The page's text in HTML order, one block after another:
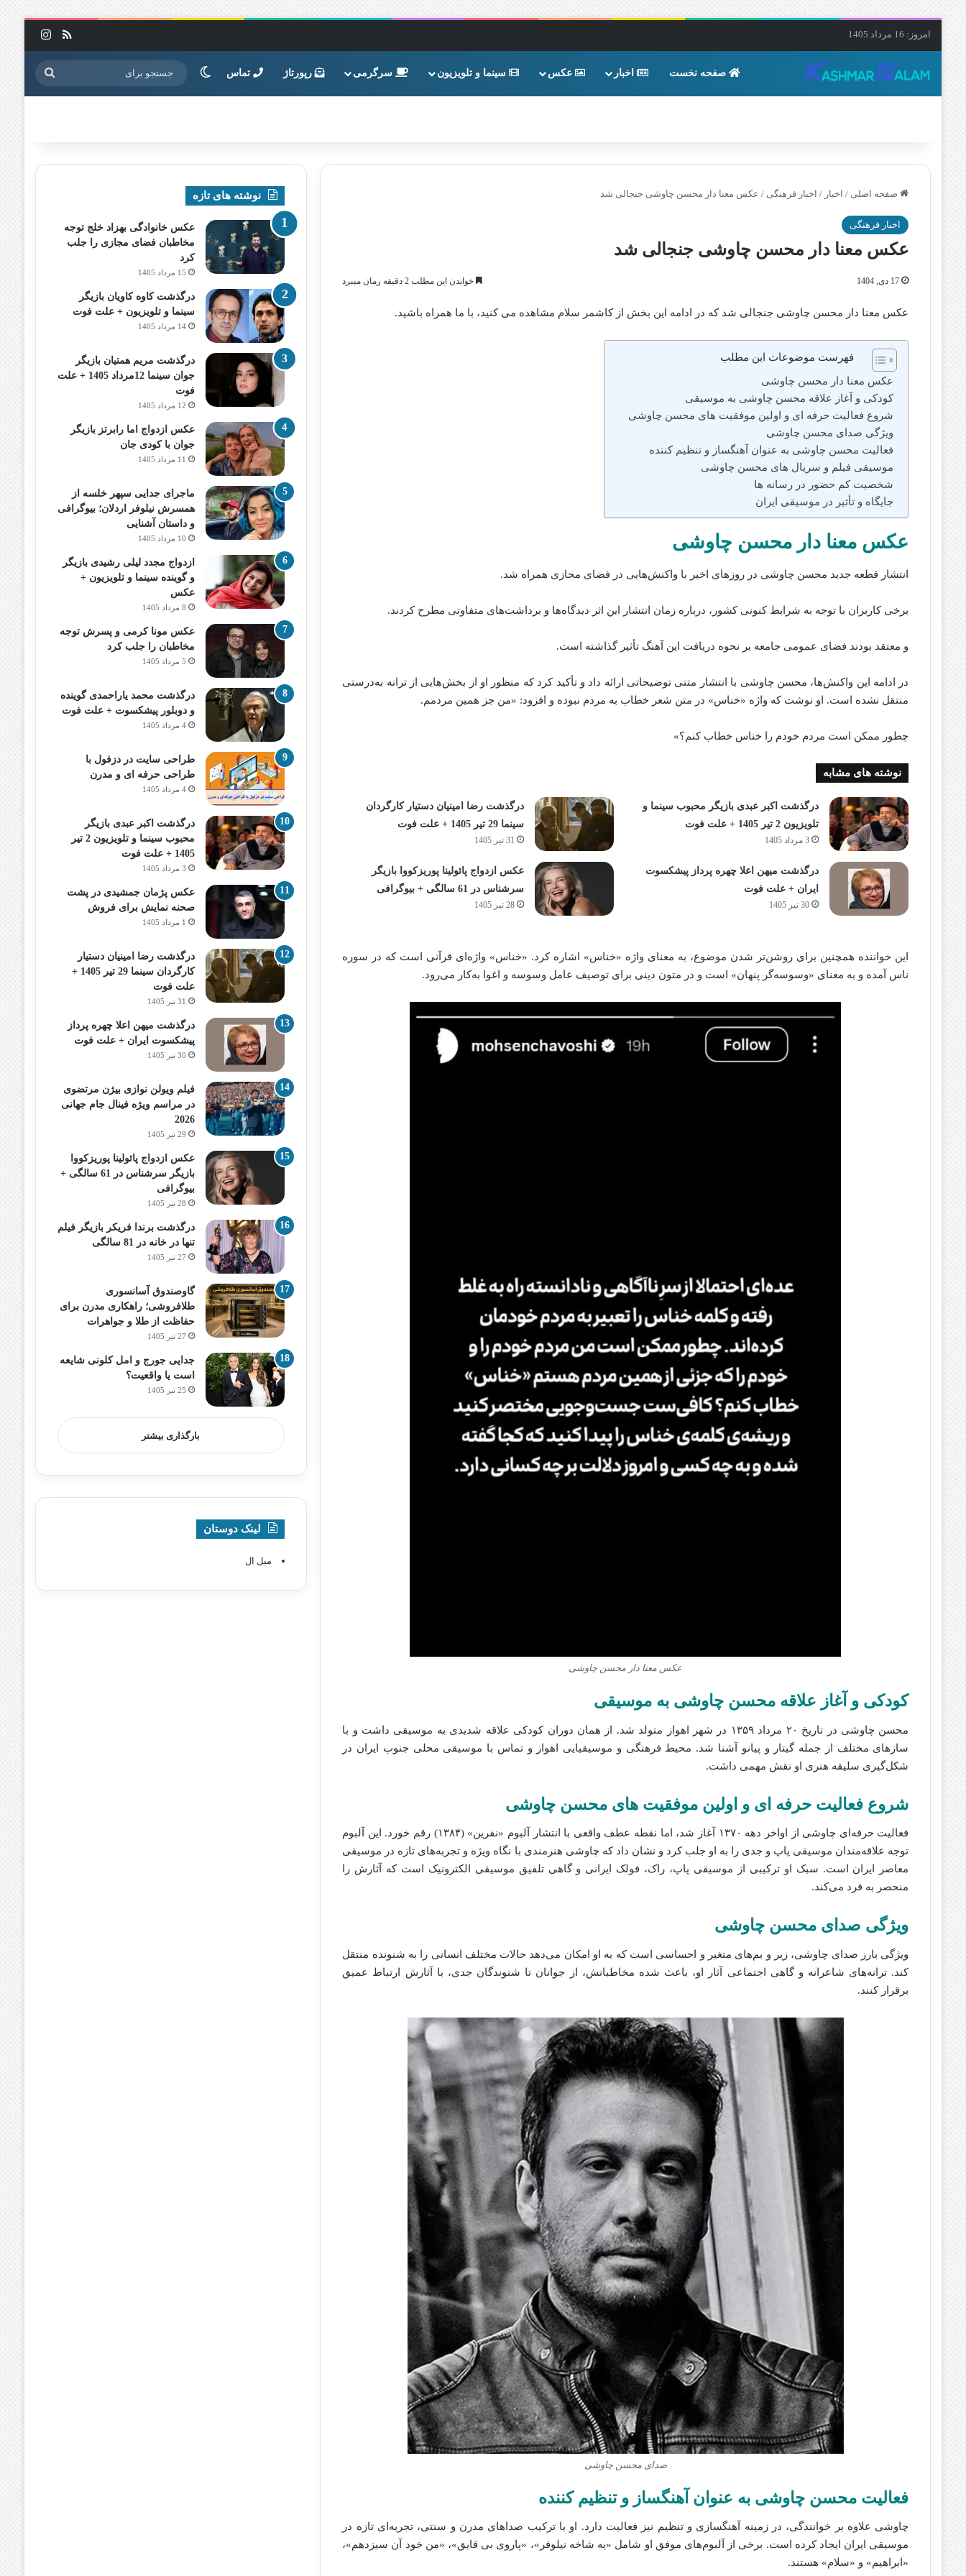
امروز: 16 مرداد 1405 خوراک
صفحه نخست اخبار عکس سینما و تلویزیون سرگرمی رپورتاژ تماس تغییر پوسته جستجو
برای
صفحه اصلی / اخبار / اخبار فرهنگی / عکس معنا دار محسن چاوشی جنجالی شد
اخبار فرهنگی
عکس معنا دار محسن چاوشی جنجالی شد
17 دی, 1404 خواندن این مطلب 2 دقیقه زمان میبرد
عکس معنا دار محسن چاوشی جنجالی شد که در ادامه این بخش از کاشمر سلام مشاهده می کنید، با ما همراه باشید.
فهرست موضوعات این مطلب
عکس معنا دار محسن چاوشی
کودکی و آغاز علاقه محسن چاوشی به موسیقی
شروع فعالیت حرفه‌ ای و اولین موفقیت‌ های محسن چاوشی
ویژگی صدای محسن چاوشی
فعالیت محسن چاوشی به عنوان آهنگساز و تنظیم‌ کننده
موسیقی فیلم و سریال های محسن چاوشی
شخصیت کم‌ حضور در رسانه‌ ها
جایگاه و تأثیر در موسیقی ایران
عکس معنا دار محسن چاوشی
انتشار قطعه جدید محسن چاوشی در روزهای اخیر با واکنش‌هایی در فضای مجازی همراه شد.
برخی کاربران با توجه به شرایط کنونی کشور، درباره زمان انتشار این اثر دیدگاه‌ها و برداشت‌های متفاوتی مطرح کردند.
و معتقد بودند فضای عمومی جامعه بر نحوه دریافت این آهنگ تأثیر گذاشته است.
در ادامه این واکنش‌ها، محسن چاوشی با انتشار متنی توضیحاتی ارائه داد و تأکید کرد که منظور او از بخش‌هایی از ترانه به‌درستی
منتقل نشده است. او نوشت که واژه «خناس» در متن شعر خطاب به مردم نبوده و افزود: «من جز همین مردمم.
چطور ممکن است مردم خودم را خناس خطاب کنم؟»
نوشته های مشابه
درگذشت اکبر عبدی بازیگر محبوب سینما و
تلویزیون 2 تیر 1405 + علت فوت
3 مرداد 1405
درگذشت رضا امینیان دستیار کارگردان
سینما 29 تیر 1405 + علت فوت
31 تیر 1405
درگذشت میهن اعلا چهره پرداز پیشکسوت
ایران + علت فوت
30 تیر 1405
عکس ازدواج پائولینا پوریزکووا بازیگر
سرشناس در 61 سالگی + بیوگرافی
28 تیر 1405
این خواننده همچنین برای روشن‌تر شدن موضوع، به معنای واژه «خناس» اشاره کرد. «خناس» واژه‌ای قرآنی است که در سوره
ناس آمده و به معنای «وسوسه‌گر پنهان» است و در متون دینی برای توصیف عامل وسوسه و اغوا به‌کار می‌رود.
عکس معنا دار محسن چاوشی
کودکی و آغاز علاقه محسن چاوشی به موسیقی
محسن چاوشی در تاریخ ۲۰ مرداد ۱۳۵۹ در شهر اهواز متولد شد. از همان دوران کودکی علاقه شدیدی به موسیقی داشت و با
سازهای مختلف از جمله گیتار و پیانو آشنا شد. محیط فرهنگی و موسیقیایی اهواز و تماس با موسیقی محلی جنوب ایران در
شکل‌گیری سلیقه هنری او نقش مهمی داشت.
شروع فعالیت حرفه‌ ای و اولین موفقیت‌ های محسن چاوشی
فعالیت حرفه‌ای چاوشی از اواخر دهه ۱۳۷۰ آغاز شد، اما نقطه عطف واقعی با انتشار آلبوم «نفرین» (۱۳۸۴) رقم خورد. این آلبوم
توجه علاقه‌مندان موسیقی پاپ و جدی را به او جلب کرد و نشان داد که چاوشی هنرمندی با نگاه ویژه و تجربه‌های تازه در موسیقی
معاصر ایران است. سبک او ترکیبی از موسیقی پاپ، راک، فولک ایرانی و گاهی تلفیق موسیقی الکترونیک است که آثارش را
منحصر به فرد می‌کند.
ویژگی صدای محسن چاوشی
ویژگی بارز صدای چاوشی، زیر و بم‌های متغیر و احساسی است که به او امکان می‌دهد حالات مختلف انسانی را به شنونده منتقل
کند. ترانه‌های شاعرانه و گاهی اجتماعی آثار او، باعث شده مخاطبانش، از جوانان تا شنوندگان جدی، با آثارش ارتباط عمیق
برقرار کنند.
صدای محسن چاوشی
فعالیت محسن چاوشی به عنوان آهنگساز و تنظیم‌ کننده
چاوشی علاوه بر خوانندگی، در زمینه آهنگسازی و تنظیم نیز فعالیت دارد. او با ترکیب صداهای مدرن و سنتی، تجربه‌ای تازه در
موسیقی ایران ایجاد کرده است. برخی از آلبوم‌های موفق او شامل «یه شاخه نیلوفر»، «پاروی بی قایق»، «من خود آن سیزدهم»،
«ابراهیم» و «سلام» هستند.
نوشته های تازه
عکس خانوادگی بهزاد خلج توجه
مخاطبان فضای مجازی را جلب
کرد
15 مرداد 1405
درگذشت کاوه کاویان بازیگر
سینما و تلویزیون + علت فوت
14 مرداد 1405
درگذشت مریم همتیان بازیگر
جوان سینما 12مرداد 1405 + علت
فوت
12 مرداد 1405
عکس ازدواج اما رابرتز بازیگر
جوان با کودی جان
11 مرداد 1405
ماجرای جدایی سپهر خلسه از
همسرش نیلوفر اردلان؛ بیوگرافی
و داستان آشنایی
10 مرداد 1405
ازدواج مجدد لیلی رشیدی بازیگر
و گوینده سینما و تلویزیون +
عکس
8 مرداد 1405
عکس مونا کرمی و پسرش توجه
مخاطبان را جلب کرد
5 مرداد 1405
درگذشت محمد یاراحمدی گوینده
و دوبلور پیشکسوت + علت فوت
4 مرداد 1405
طراحی سایت در دزفول با
طراحی حرفه‌ ای و مدرن
4 مرداد 1405
درگذشت اکبر عبدی بازیگر
محبوب سینما و تلویزیون 2 تیر
1405 + علت فوت
3 مرداد 1405
عکس پژمان جمشیدی در پشت
صحنه نمایش برای فروش
1 مرداد 1405
درگذشت رضا امینیان دستیار
کارگردان سینما 29 تیر 1405 +
علت فوت
31 تیر 1405
درگذشت میهن اعلا چهره پرداز
پیشکسوت ایران + علت فوت
30 تیر 1405
فیلم ویولن نوازی بیژن مرتضوی
در مراسم ویژه فینال جام جهانی
2026
29 تیر 1405
عکس ازدواج پائولینا پوریزکووا
بازیگر سرشناس در 61 سالگی +
بیوگرافی
28 تیر 1405
درگذشت برندا فریکر بازیگر فیلم
تنها در خانه در 81 سالگی
27 تیر 1405
گاوصندوق آسانسوری
طلافروشی؛ راهکاری مدرن برای
حفاظت از طلا و جواهرات
27 تیر 1405
جدایی جورج و امل کلونی شایعه
است یا واقعیت؟
25 تیر 1405
بارگذاری بیشتر
لینک دوستان
مبل ال